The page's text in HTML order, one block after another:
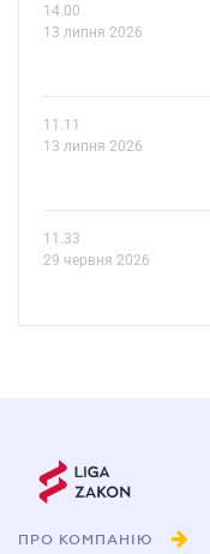
14.00
13 липня 2026
11.11
13 липня 2026
11.33
29 червня 2026
ПРО КОМПАНІЮ